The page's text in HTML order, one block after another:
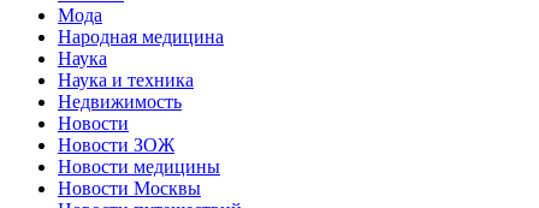
Мода
Народная медицина
Наука
Наука и техника
Недвижимость
Новости
Новости ЗОЖ
Новости медицины
Новости Москвы